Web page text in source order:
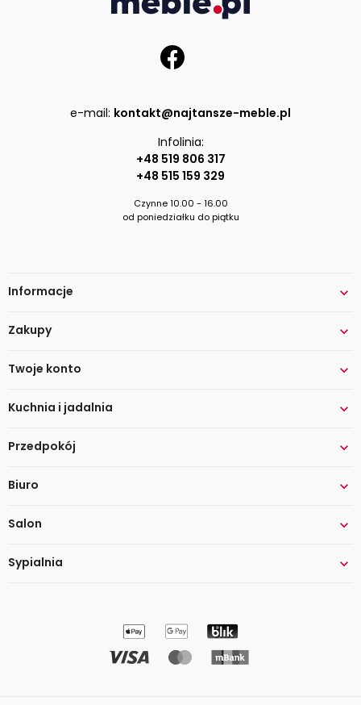
e-mail: kontakt@najtansze-meble.pl
Infolinia:
+48 519 806 317
+48 515 159 329
Czynne 10.00 - 16.00
od poniedziałku do piątku
Informacje 
Zakupy 
Twoje konto 
Kuchnia i jadalnia 
Przedpokój 
Biuro 
Salon 
Sypialnia 